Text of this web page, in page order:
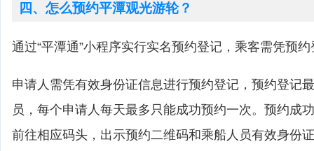
四、怎么预约平潭观光游轮？
通过“平潭通”小程序实行实名预约登记，乘客需凭预
申请人需凭有效身份证信息进行预约登记，预约登记
员，每个申请人每天最多只能成功预约一次。预约成
前往相应码头，出示预约二维码和乘船人员有效身份